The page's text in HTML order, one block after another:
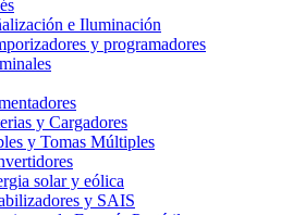
e Iluminación
y programadores
y Cargadores
y Tomas Múltiples
solar y eólica
y SAIS